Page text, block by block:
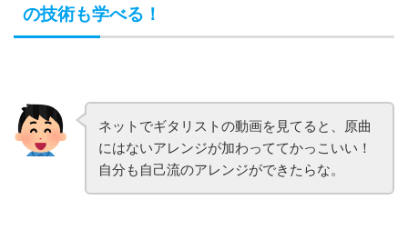
の技術も学べる！
ネットでギタリストの動画を見てると、原曲
にはないアレンジが加わっててかっこいい！
自分も自己流のアレンジができたらな。